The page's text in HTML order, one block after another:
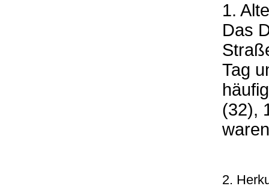
1.
Das
Tag
(32),
2.